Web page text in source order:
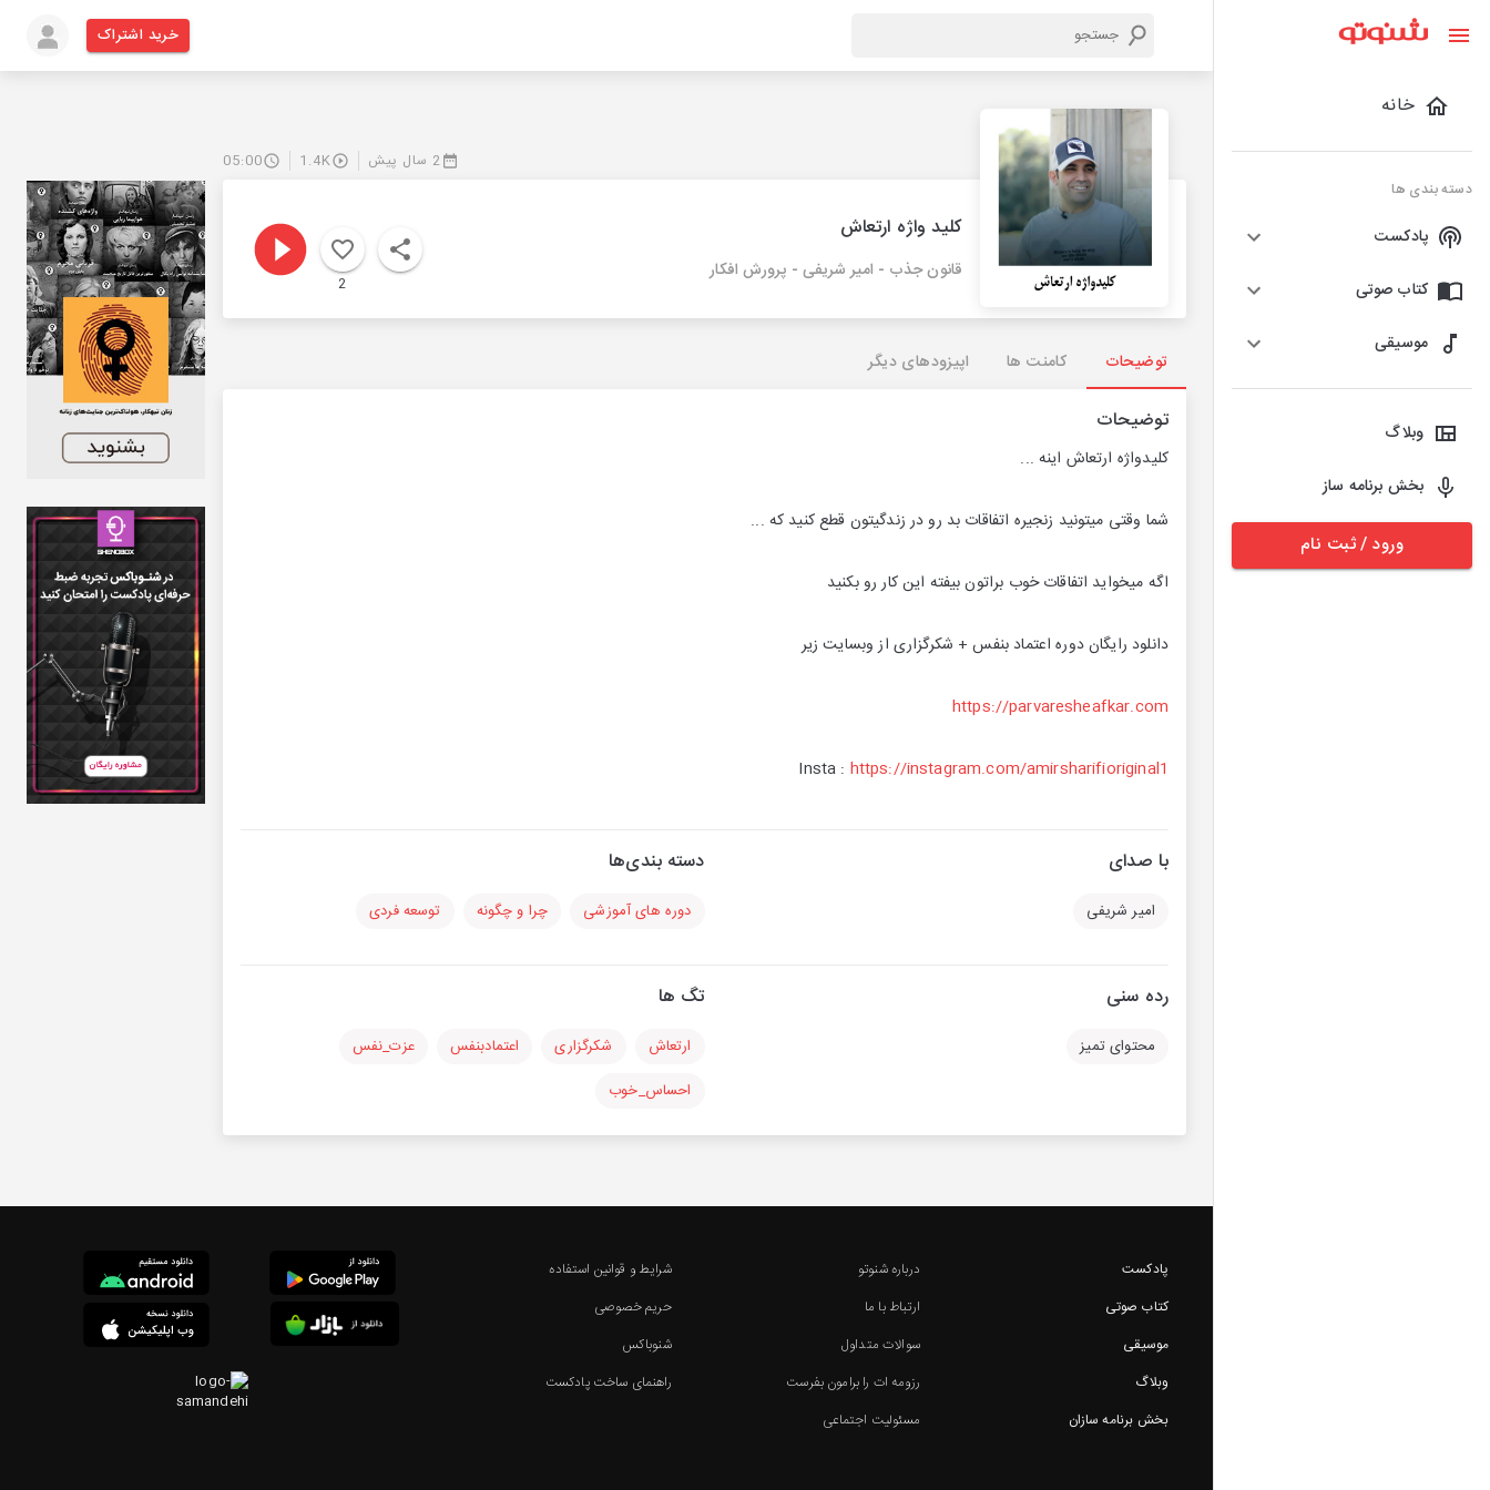
خانه
دسته بندی ها
پادکست
کتاب صوتی
موسیقی
وبلاگ
بخش برنامه ساز
ورود / ثبت نام
خرید اشتراک
2 سال پیش 1.4K
05:00
کلید واژه ارتعاش
قانون جذب - امیر شریفی - پرورش افکار
2
توضیحات کامنت ها اپیزودهای دیگر
توضیحات
کلیدواژه ارتعاش اینه ...
شما وقتی میتونید زنجیره اتفاقات بد رو در زندگیتون قطع کنید که ...
اگه میخواید اتفاقات خوب براتون بیفته این کار رو بکنید
دانلود رایگان دوره اعتماد بنفس + شکرگزاری از وبسایت زیر
https://parvaresheafkar.com
Insta : https://instagram.com/amirsharifioriginal1
با صدای
امیر شریفی
دسته بندی‌ها
دوره های آموزشی چرا و چگونه توسعه فردی
رده سنی
محتوای تمیز
تگ ها
ارتعاش شکرگزاری اعتمادبنفس
عزت_نفس
احساس_خوب
پادکست
کتاب صوتی
موسیقی
وبلاگ
بخش برنامه سازان
درباره شنوتو
ارتباط با ما
سوالات متداول
رزومه ات را برامون بفرست
مسئولیت اجتماعی
شرایط و قوانین استفاده
حریم خصوصی
شنوباکس
راهنمای ساخت پادکست